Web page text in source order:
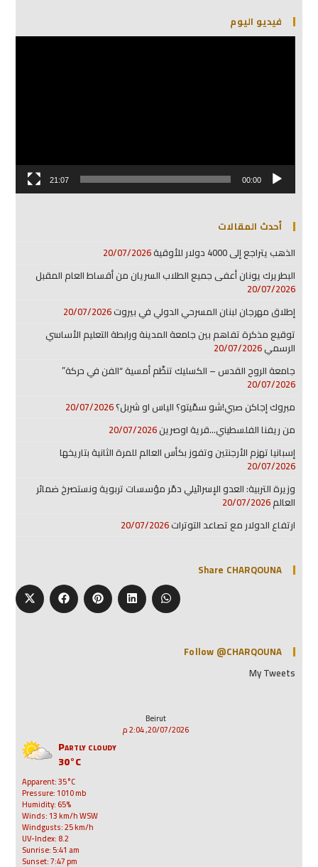
فيديو اليوم
مشغل
00:00
21:07
أحدث المقالات
الذهب يتراجع إلى 4000 دولار للأوقية
20/07/2026
البطريرك يونان أعفى جميع الطلاب السريان من أقساط العام المقبل
20/07/2026
إطلاق مهرجان لبنان المسرحي الدولي في بيروت20/07/2026
توقيع مذكرة تفاهم بين جامعة المدينة ورابطة التعليم الأساسي
الرسمي20/07/2026
جامعة الروح القدس – الكسليك تنظّم أمسية “الفن في حركة”
20/07/2026
مبروك إجاكن صبي!شو سمّيتو؟ الياس او شربل؟20/07/2026
من ريفنا الفلسطيني…قرية اوصرين20/07/2026
إسبانيا تهزم الأرجنتين وتفوز بكأس العالم للمرة الثانية بتاريخها
20/07/2026
وزيرة التربية: العدو الإسرائيلي دمّر مؤسسات تربوية ونستصرخ ضمائر
العالم20/07/2026
ارتفاع الدولار مع تصاعد التوترات20/07/2026
Share CHARQOUNA
Follow @CHARQOUNA
My Tweets
Beirut
20/07/2026, 2:04 م
Partly cloudy
30°C
Apparent: 35°C
Pressure: 1010 mb
Humidity: 65%
Winds: 13 km/h WSW
Windgusts: 25 km/h
UV-Index: 8.2
Sunrise: 5:41 am
Sunset: 7:47 pm